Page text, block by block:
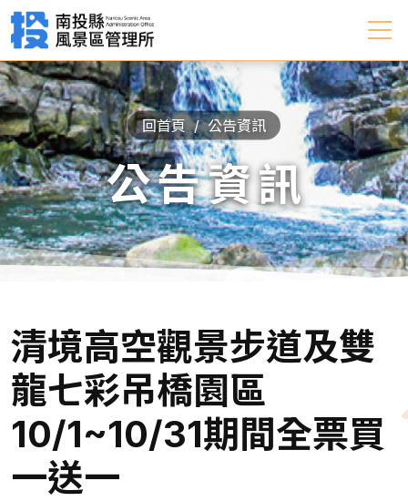
回首頁 公告資訊
公告資訊
清境高空觀景步道及雙
龍七彩吊橋園區
10/1~10/31期間全票買
一送一